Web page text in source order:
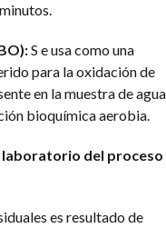
S e usa como una
para la oxidación de
en la muestra de agua
bioquímica aerobia.
laboratorio del proceso
es resultado de